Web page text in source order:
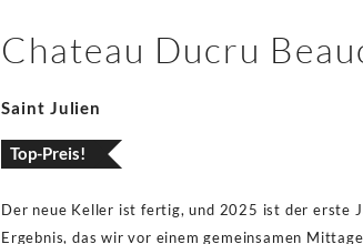
Chateau Ducru
Saint Julien
Top-Preis!
Der neue Keller ist fertig, und 2025 ist der erste
Ergebnis, das wir vor einem gemeinsamen